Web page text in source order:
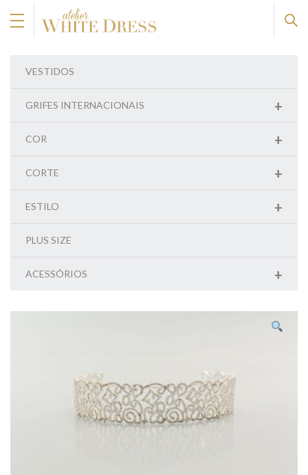
VESTIDOS
+
GRIFES INTERNACIONAIS
+
COR
+
CORTE
+
ESTILO
PLUS SIZE
+
ACESSÓRIOS